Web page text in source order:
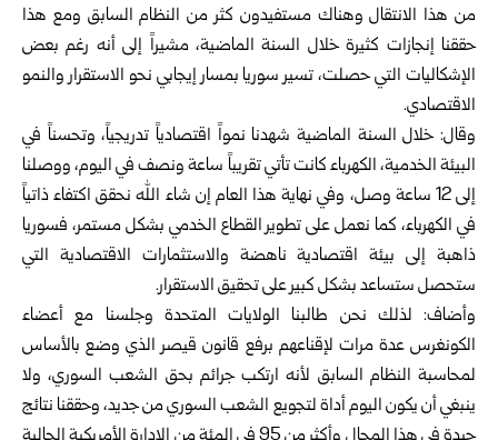
من هذا الانتقال وهناك مستفيدون كثر من النظام السابق ومع هذا
حققنا إنجازات كثيرة خلال السنة الماضية، مشيراً إلى أنه رغم بعض
الإشكاليات التي حصلت، تسير سوريا بمسار إيجابي نحو الاستقرار والنمو
الاقتصادي.
وقال: خلال السنة الماضية شهدنا نمواً اقتصادياً تدريجياً، وتحسناً في
البيئة الخدمية، الكهرباء كانت تأتي تقريباً ساعة ونصف في اليوم، ووصلنا
إلى 12 ساعة وصل، وفي نهاية هذا العام إن شاء الله نحقق اكتفاء ذاتياً
في الكهرباء، كما نعمل على تطوير القطاع الخدمي بشكل مستمر، فسوريا
ذاهبة إلى بيئة اقتصادية ناهضة والاستثمارات الاقتصادية التي
ستحصل ستساعد بشكل كبير على تحقيق الاستقرار.
وأضاف: لذلك نحن طالبنا الولايات المتحدة وجلسنا مع أعضاء
الكونغرس عدة مرات لإقناعهم برفع قانون قيصر الذي وضع بالأساس
لمحاسبة النظام السابق لأنه ارتكب جرائم بحق الشعب السوري، ولا
ينبغي أن يكون اليوم أداة لتجويع الشعب السوري من جديد، وحققنا نتائج